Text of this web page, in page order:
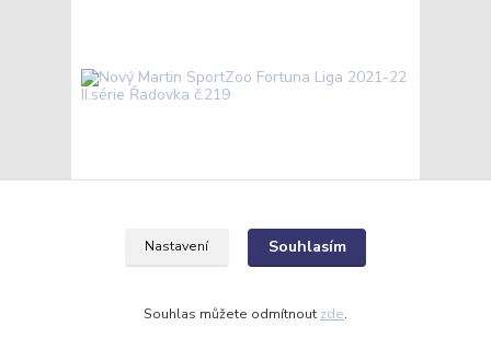
Nový Martin SportZoo Fortuna Liga 2021-22
ks
Nastavení Souhlasím
Souhlas můžete odmítnout zde.